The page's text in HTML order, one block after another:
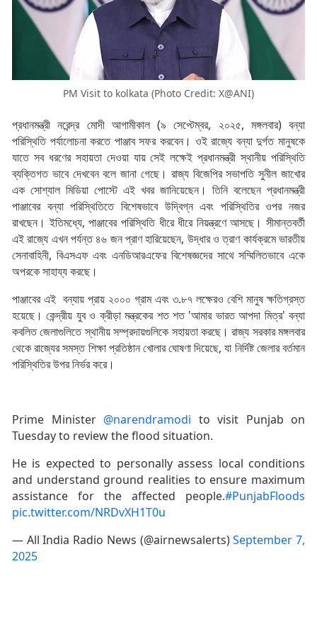
PM Visit to kolkata (Photo Credit: X@ANI)
প্রধানমন্ত্রী নরেন্দ্র মোদী আগামীকাল (৯ সেপ্টেম্বর, ২০২৫, মঙ্গলবার) বন্যা
পরিস্থিতি পর্যালোচনা করতে পাঞ্জাব সফর করবেন। ওই রাজ্যে বন্যা দুর্গত মানুষকে
যাতে সব ধরণের সহায়তা দেওয়া যায় সেই লক্ষেই প্রধানমন্ত্রী স্থানীয় পরিস্থিতি
ব্যক্তিগত ভাবে দেখবেন বলে জানা গেছে। রাজ্য বিজেপির সভাপতি সুনীল জাখোর
এক সোশ্যাল মিডিয়া পোস্টে এই খবর জানিয়েছেন। তিনি বলেছেন প্রধানমন্ত্রী
পাঞ্জাবের বন্যা পরিস্থিতিতে বিশেষভাবে উদ্বিগ্ন এবং পরিস্থিতির ওপর নজর
রাখছেন। ইতিমধ্যে, পাঞ্জাবের পরিস্থিতি ধীরে ধীরে নিয়ন্ত্রণে আসছে। সীমান্তবর্তী
এই রাজ্যে এখন পর্যন্ত ৪৬ জন প্রাণ হারিয়েছেন, উদ্ধার ও ত্রাণ কার্যক্রমে ভারতীয়
সেনাবাহিনী, বিএসএফ এবং এনডিআরএফের বিশেষজ্ঞদের সাথে সম্মিলিতভাবে একে
অপরকে সাহায্য করছে।
পাঞ্জাবের এই বন্যায় প্রায় ২০০০ গ্রাম এবং ৩.৮৭ লক্ষেরও বেশি মানুষ ক্ষতিগ্রস্ত
হয়েছে। কেন্দ্রীয় যুব ও ক্রীড়া মন্ত্রকের শত শত 'আমার ভারত আপদা মিত্র' বন্যা
কবলিত জেলাগুলিতে স্থানীয় সম্প্রদায়গুলিকে সহায়তা করছে। রাজ্য সরকার মঙ্গলবার
থেকে রাজ্যের সমস্ত শিক্ষা প্রতিষ্ঠান খোলার ঘোষণা দিয়েছে, যা নির্দিষ্ট জেলার বর্তমান
পরিস্থিতির উপর নির্ভর করে।
Prime Minister @narendramodi to visit Punjab on
Tuesday to review the flood situation.
He is expected to personally assess local conditions
and understand ground realities to ensure maximum
assistance for the affected people.#PunjabFloods
pic.twitter.com/NRDvXH1T0u
— All India Radio News (@airnewsalerts)September 7,
2025